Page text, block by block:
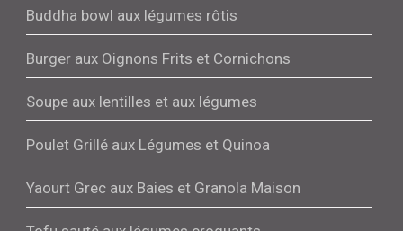
Buddha bowl aux légumes rôtis
Burger aux Oignons Frits et Cornichons
Soupe aux lentilles et aux légumes
Poulet Grillé aux Légumes et Quinoa
Yaourt Grec aux Baies et Granola Maison